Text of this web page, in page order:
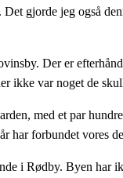
gjorde jeg også
Der er
ikke var noget de
med et par
har forbundet vores
i Rødby. Byen